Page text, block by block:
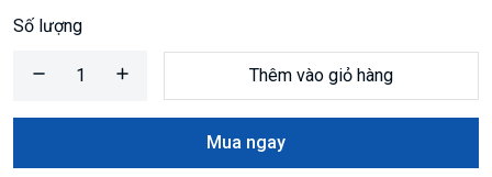
Số lượng
Thêm vào giỏ hàng
Mua ngay